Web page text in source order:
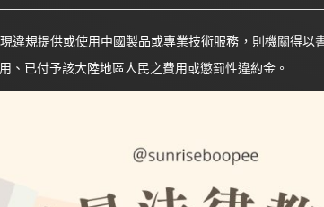
違規提供或使用中國製品或專業技術服務，則機關得
、已付予該大陸地區人民之費用或懲罰性違約金。